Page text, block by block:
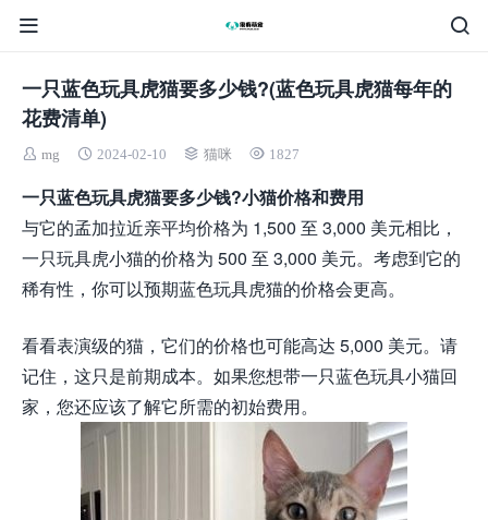
一只蓝色玩具虎猫要多少钱?(蓝色玩具虎猫每年的
花费清单)
mg 2024-02-10 猫咪 1827
一只蓝色玩具虎猫要多少钱?小猫价格和费用
与它的孟加拉近亲平均价格为 1,500 至 3,000 美元相比，
一只玩具虎小猫的价格为 500 至 3,000 美元。考虑到它的
稀有性，你可以预期蓝色玩具虎猫的价格会更高。
看看表演级的猫，它们的价格也可能高达 5,000 美元。请
记住，这只是前期成本。如果您想带一只蓝色玩具小猫回
家，您还应该了解它所需的初始费用。